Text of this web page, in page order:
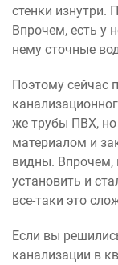
стенки изнутри.
Впрочем, есть у
нему сточные
Поэтому сейчас
же трубы ПВХ,
материалом и
видны.
установить и
все-таки это
Если вы
канализации в